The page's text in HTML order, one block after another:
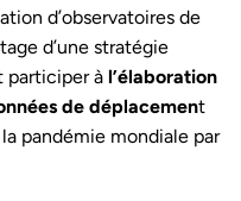
d’observatoires de
d’une stratégie
participer à l’élaboration
de déplacement
pandémie mondiale par